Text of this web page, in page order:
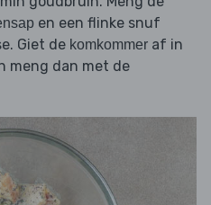
en een flinke snuf
Giet de komkommer af in
meng dan met de